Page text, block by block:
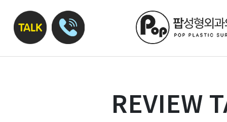
REVIEW